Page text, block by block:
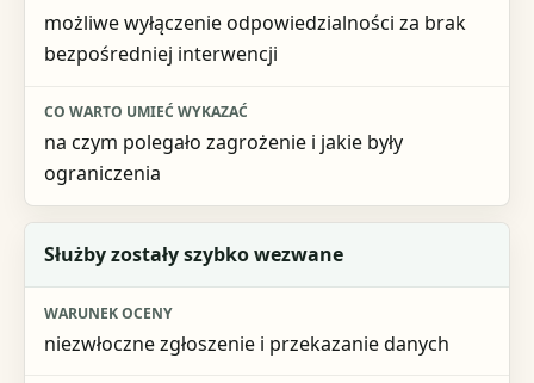
możliwe wyłączenie odpowiedzialności za brak
bezpośredniej interwencji
na czym polegało zagrożenie i jakie były
ograniczenia
Służby zostały szybko wezwane
niezwłoczne zgłoszenie i przekazanie danych